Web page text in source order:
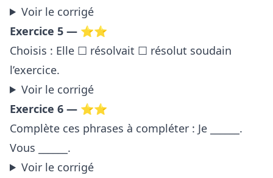
Voir le corrigé
Exercice 5 — ⭐⭐
Choisis : Elle ☐ résolvait ☐ résolut soudain
l’exercice.
Voir le corrigé
Exercice 6 — ⭐⭐
Complète ces phrases à compléter : Je ______.
Vous ______.
Voir le corrigé